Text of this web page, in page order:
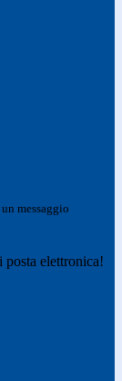
messaggio
elettronica!